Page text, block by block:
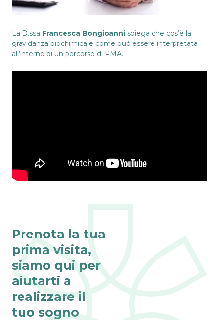
La D.ssa Francesca Bongioanni spiega che cos’è la
gravidanza biochimica e come può essere interpretata
all’interno di un percorso di PMA.
Prenota la tua
prima visita,
siamo qui per
aiutarti a
realizzare il
tuo sogno